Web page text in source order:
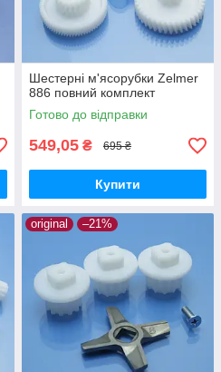
Шестерні м'ясорубки Zelmer
886 повний комплект
Готово до відправки
549,05 ₴ 695 ₴
Купити
original –21%